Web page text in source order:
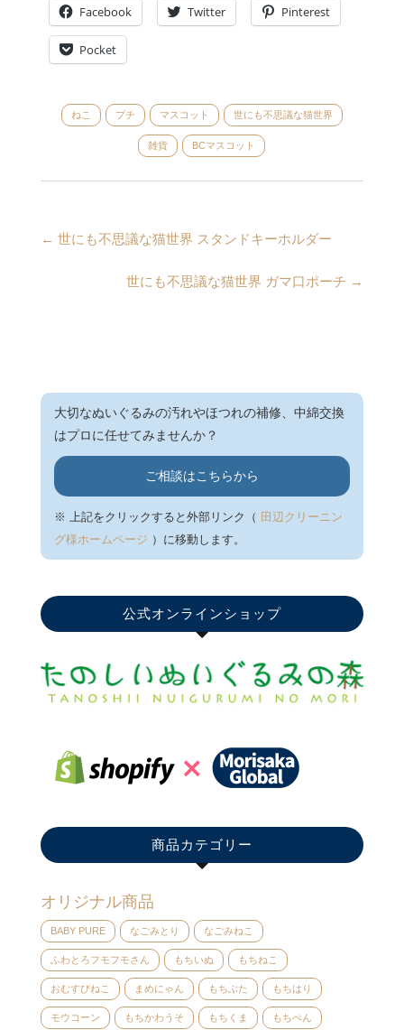
Facebook Twitter Pinterest
Pocket
ねこ プチ マスコット 世にも不思議な猫世界
雑貨 BCマスコット
← 世にも不思議な猫世界 スタンドキーホルダー
世にも不思議な猫世界 ガマ口ポーチ →
大切なぬいぐるみの汚れやほつれの補修、中綿交換
はプロに任せてみませんか？
ご相談はこちらから
※ 上記をクリックすると外部リンク（ 田辺クリーニン
グ様ホームページ ）に移動します。
公式オンラインショップ
商品カテゴリー
オリジナル商品
BABY PURE なごみとり なごみねこ
ふわとろフモフモさん もちいぬ もちねこ
おむすびねこ まめにゃん もちぶた もちはり
モウコーン もちかわうそ もちくま もちぺん